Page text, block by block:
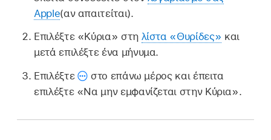
Apple(αν απαιτείται).
Επιλέξτε «Κύρια» στη λίστα «Θυρίδες» και
μετά επιλέξτε ένα μήνυμα.
Επιλέξτε
στο επάνω μέρος και έπειτα
επιλέξτε «Να μην εμφανίζεται στην Κύρια».